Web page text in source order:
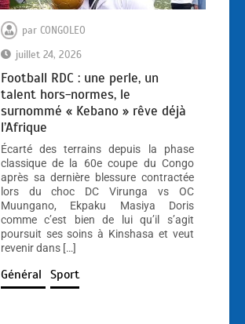
par CONGOLEO
juillet 24, 2026
Football RDC : une perle, un
talent hors-normes, le
surnommé « Kebano » rêve déjà
l’Afrique
Écarté des terrains depuis la phase
classique de la 60e coupe du Congo
après sa dernière blessure contractée
lors du choc DC Virunga vs OC
Muungano, Ekpaku Masiya Doris
comme c’est bien de lui qu’il s’agit
poursuit ses soins à Kinshasa et veut
revenir dans […]
Général Sport